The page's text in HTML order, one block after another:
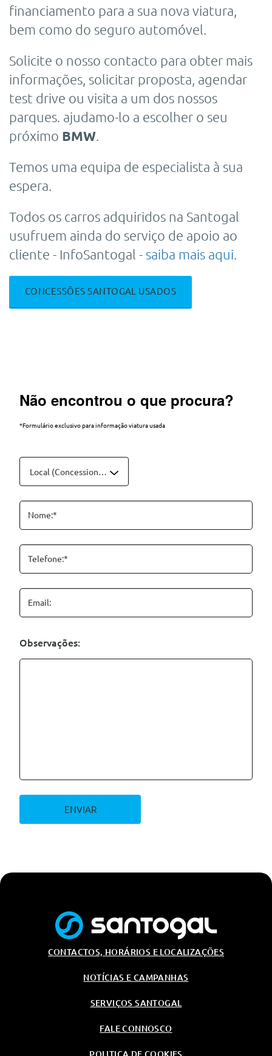
financiamento para a sua nova viatura,
bem como do seguro automóvel.
Solicite o nosso contacto para obter mais
informações, solicitar proposta, agendar
test drive ou visita a um dos nossos
parques. ajudamo-lo a escolher o seu
próximo BMW.
Temos uma equipa de especialista à sua
espera.
Todos os carros adquiridos na Santogal
usufruem ainda do serviço de apoio ao
cliente - InfoSantogal - saiba mais aqui.
CONCESSÕES SANTOGAL USADOS
Não encontrou o que procura?
*Formulário exclusivo para informação viatura usada
Local (Concessionário):*
Nome:*
Telefone:*
Email:
Observações:
ENVIAR
CONTACTOS, HORÁRIOS E LOCALIZAÇÕES
NOTÍCIAS E CAMPANHAS
SERVIÇOS SANTOGAL
FALE CONNOSCO